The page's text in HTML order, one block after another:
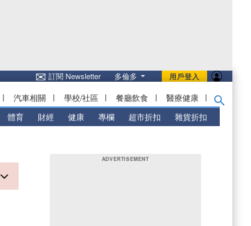
用戶登入
✉訂閱 Newsletter 多倫多
| 汽車相關 | 學校/社區 | 餐廳飲食 | 醫療健康 |
體育 財經 健康 專欄 超市折扣 雜貨折扣